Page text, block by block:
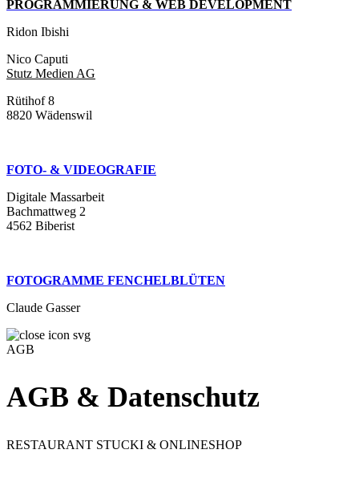
PROGRAMMIERUNG & WEB DEVELOPMENT
Ridon Ibishi
Nico Caputi
Stutz Medien AG
Rütihof 8
8820 Wädenswil
FOTO- & VIDEOGRAFIE
Digitale Massarbeit
Bachmattweg 2
4562 Biberist
FOTOGRAMME FENCHELBLÜTEN
Claude Gasser
AGB
AGB & Datenschutz
RESTAURANT STUCKI & ONLINESHOP